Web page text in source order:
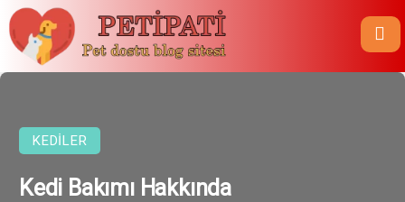
KEDILER
Kedi Bakımı Hakkında